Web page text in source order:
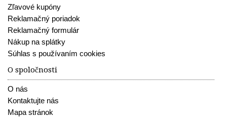
Zľavové kupóny
Reklamačný poriadok
Reklamačný formulár
Nákup na splátky
Súhlas s používaním cookies
O spoločnosti
O nás
Kontaktujte nás
Mapa stránok